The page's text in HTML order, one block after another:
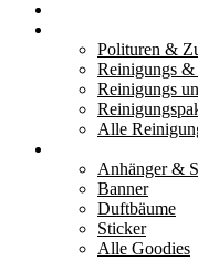
Polituren &
Reinigungs &
Reinigungs
Alle
Anhänger &
Banner
Duftbäume
Sticker
Alle Goodies